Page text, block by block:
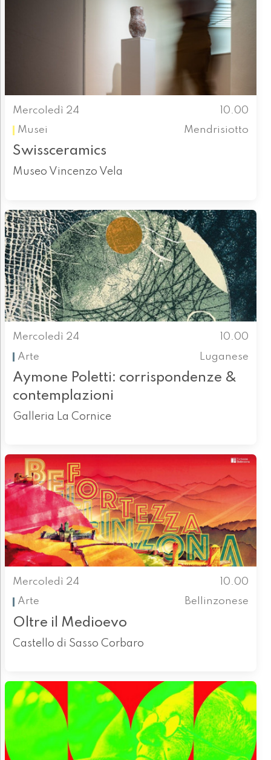
Mercoledì 24
10.00
Musei
Mendrisiotto
Swissceramics
Museo Vincenzo Vela
Mercoledì 24
10.00
Arte
Luganese
Aymone Poletti: corrispondenze &
contemplazioni
Galleria La Cornice
Mercoledì 24
10.00
Arte
Bellinzonese
Oltre il Medioevo
Castello di Sasso Corbaro